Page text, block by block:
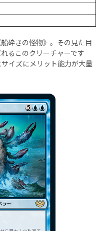
砕きの怪物》。その見た目
るこのクリーチャーです
イズにメリット能力が大量